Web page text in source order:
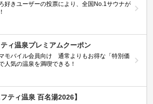
好きユーザーの投票により、全国No.1サウナが
ィ温泉プレミアムクーポン
モバイル会員向け 通常よりもお得な「特別価
人気の温泉を満喫できる！
フティ温泉 百名湯2026】